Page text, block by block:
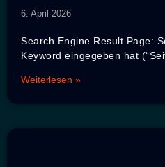
6. April 2026
Search Engine Result Page:
Keyword eingegeben hat
Weiterlesen »